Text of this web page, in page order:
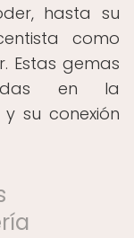
hasta su
como
Estas gemas
en la
su conexión